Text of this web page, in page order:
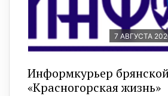
7 АВГУСТА
Информкурьер
«Красногорская жизнь»